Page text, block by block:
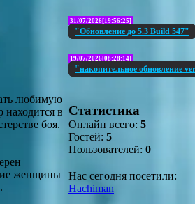
любимую
в
боя.
женщины
31/07/2026[19:56:25]
"Обновление до 5.3 Build 547"
19/07/2026[08:28:14]
"накопительное обновление
Статистика
Онлайн всего: 5
Гостей: 5
Пользователей: 0
Нас сегодня посетили:
Hachiman